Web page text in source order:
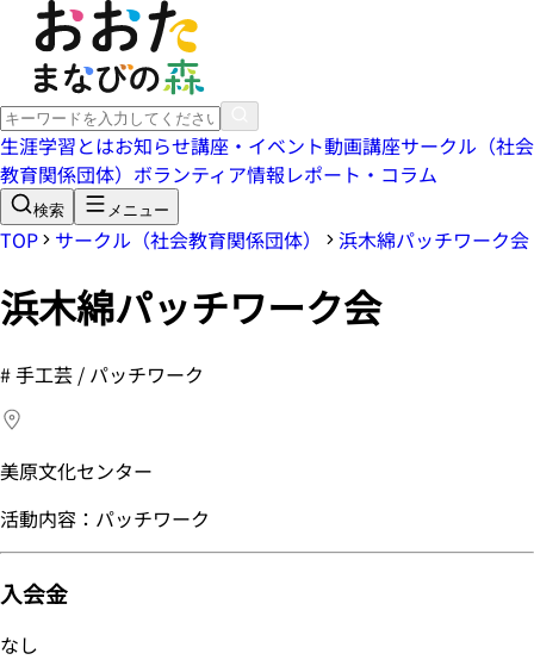
生涯学習とはお知らせ講座・イベント動画講座サークル（社会
教育関係団体） ボランティア情報レポート・コラム
検索 メニュー
TOP サークル（社会教育関係団体） 浜木綿パッチワーク会
浜木綿パッチワーク会
#手工芸 / パッチワーク
美原文化センター
活動内容：パッチワーク
入会金
なし